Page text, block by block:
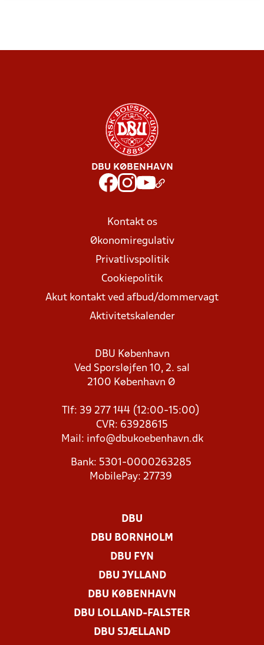
DBU KØBENHAVN
Kontakt os
Økonomiregulativ
Privatlivspolitik
Cookiepolitik
Akut kontakt ved afbud/dommervagt
Aktivitetskalender
DBU København
Ved Sporsløjfen 10, 2. sal
2100 København Ø
Tlf: 39 277 144 (12:00-15:00)
CVR: 63928615
Mail: info@dbukoebenhavn.dk
Bank: 5301-0000263285
MobilePay: 27739
DBU
DBU BORNHOLM
DBU FYN
DBU JYLLAND
DBU KØBENHAVN
DBU LOLLAND-FALSTER
DBU SJÆLLAND